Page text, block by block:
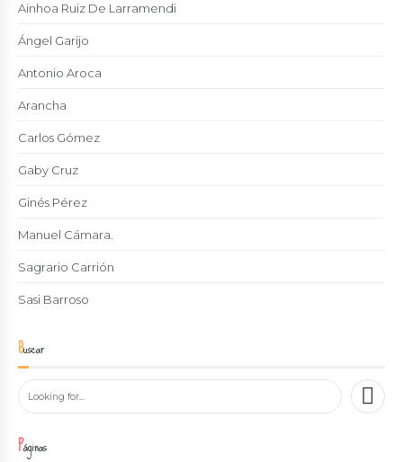
Ainhoa Ruiz De Larramendi
Ángel Garijo
Antonio Aroca
Arancha
Carlos Gómez
Gaby Cruz
Ginés Pérez
Manuel Cámara.
Sagrario Carrión
Sasi Barroso
Buscar
Páginas